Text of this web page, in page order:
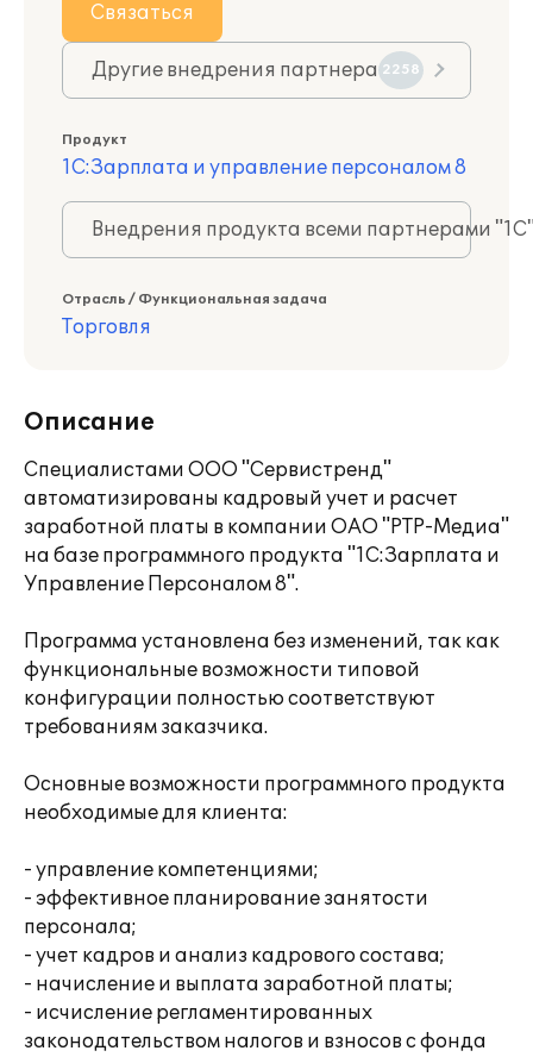
Связаться
Другие внедрения партнера 2258
Продукт
1С:Зарплата и управление персоналом 8
Внедрения продукта всеми партнерами
Отрасль / Функциональная задача
Торговля
Описание
Специалистами ООО "Сервистренд"
автоматизированы кадровый учет и расчет
заработной платы в компании ОАО "РТР-Медиа"
на базе программного продукта "1С:Зарплата и
Управление Персоналом 8".
Программа установлена без изменений, так как
функциональные возможности типовой
конфигурации полностью соответствуют
требованиям заказчика.
Основные возможности программного продукта
необходимые для клиента:
- управление компетенциями;
- эффективное планирование занятости
персонала;
- учет кадров и анализ кадрового состава;
- начисление и выплата заработной платы;
- исчисление регламентированных
законодательством налогов и взносов с фонда